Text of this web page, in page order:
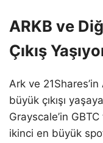
ARKB ve
Çıkış
Ark ve
büyük çıkışı
Grayscale’in
ikinci en büyük